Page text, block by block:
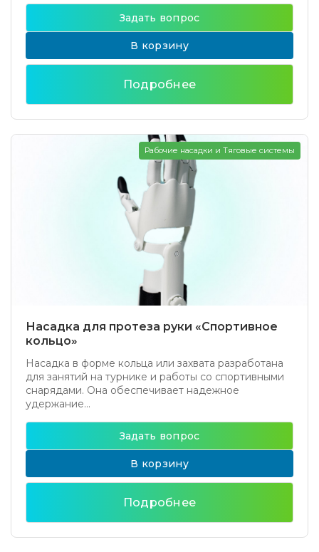
Задать вопрос
В корзину
Подробнее
Насадка для протеза руки «Спортивное
кольцо»
Насадка в форме кольца или захвата разработана
для занятий на турнике и работы со спортивными
снарядами. Она обеспечивает надежное
удержание...
Рабочие насадки и Тяговые системы
Задать вопрос
В корзину
Подробнее